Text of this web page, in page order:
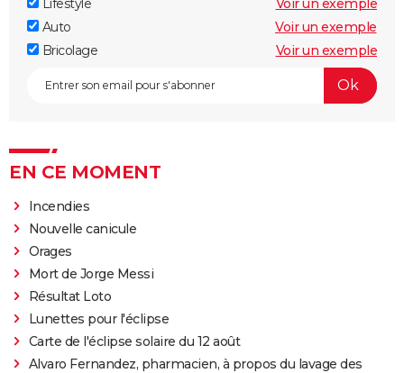
Lifestyle
Voir un exemple
Auto
Voir un exemple
Bricolage
Voir un exemple
EN CE MOMENT
Incendies
Nouvelle canicule
Orages
Mort de Jorge Messi
Résultat Loto
Lunettes pour l'éclipse
Carte de l'éclipse solaire du 12 août
Alvaro Fernandez, pharmacien, à propos du lavage des